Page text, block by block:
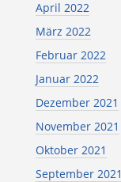
April 2022
März 2022
Februar 2022
Januar 2022
Dezember 2021
November 2021
Oktober 2021
September 2021